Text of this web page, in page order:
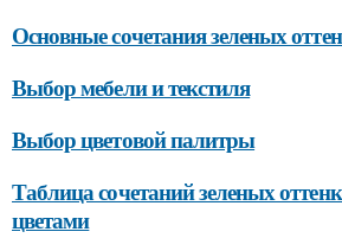
Основные сочетания зеленых
Выбор мебели и текстиля
Выбор цветовой палитры
Таблица сочетаний зеленых
цветами